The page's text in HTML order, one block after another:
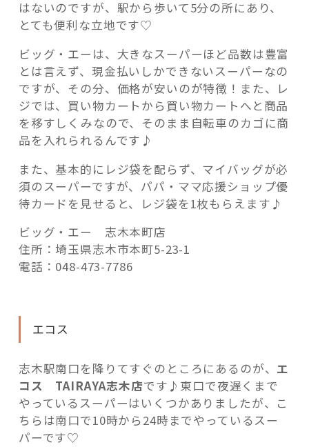
はないのですが、駅から歩いて5分の所にあり、
とても便利な立地です♡
ビッグ・エーは、大きなスーパーほど品数は豊富
とは言えず、現金払いしかできないスーパーなの
ですが、その分、価格が安いのが特徴！また、レ
ジでは、買い物カートから買い物カートへと商品
を移すしくみなので、そのまま自転車のカゴに商
品を入れられるんです♪
また、基本的にレジ袋を配らず、マイバッグが必
須のスーパーですが、パパ・ママ応援ショップ優
待カードを見せると、レジ袋を1枚もらえます♪
ビッグ・エー 志木本町店
住所：埼玉県志木市本町5-23-1
電話：048-473-7786
エコス
志木駅南口を降りてすぐのところにあるのが、 エ
コス TAIRAYA志木店です♪東口で夜遅くまで
やっているスーパーはいくつかありましたが、こ
ちらは南口で10時から24時までやっているスー
パーです♡